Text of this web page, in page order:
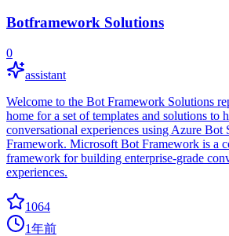
Botframework Solutions
0
assistant
Welcome to the Bot Framework Solutions
home for a set of templates and solutions to
conversational experiences using Azure Bot
Framework. Microsoft Bot Framework is a
framework for building enterprise-grade
experiences.
1064
1年前